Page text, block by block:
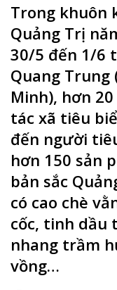
Trong khuôn
Quảng Trị
30/5 đến 1/6
Quang Trung
Minh), hơn
tác xã tiêu
đến người
hơn 150 sản
bản sắc
có cao chè
cốc, tinh dầu
nhang trầm
vồng…